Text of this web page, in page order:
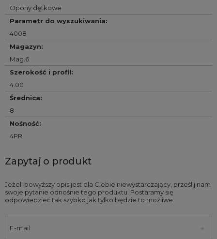
Opony dętkowe
Parametr do wyszukiwania:
4008
Magazyn:
Mag.6
Szerokość i profil:
4.00
Średnica:
8
Nośność:
4PR
Zapytaj o produkt
Jeżeli powyższy opis jest dla Ciebie niewystarczający, prześlij nam
swoje pytanie odnośnie tego produktu. Postaramy się
odpowiedzieć tak szybko jak tylko będzie to możliwe.
E-mail